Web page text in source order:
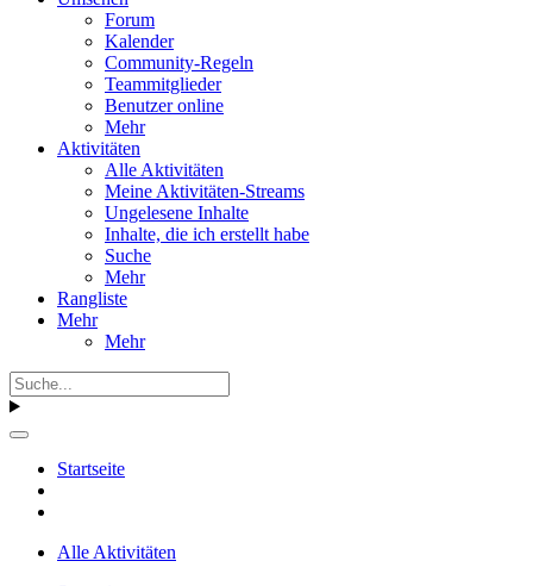
Forum
Kalender
Community-Regeln
Teammitglieder
Benutzer online
Mehr
Aktivitäten
Alle Aktivitäten
Meine Aktivitäten-Streams
Ungelesene Inhalte
Inhalte, die ich erstellt habe
Suche
Mehr
Rangliste
Mehr
Mehr
Startseite
Alle Aktivitäten